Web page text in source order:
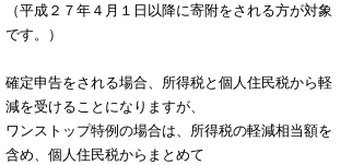
（平成２７年４月１日以降に寄附をされる方が対象
です。）
確定申告をされる場合、所得税と個人住民税から軽
減を受けることになりますが、
ワンストップ特例の場合は、所得税の軽減相当額を
含め、個人住民税からまとめて